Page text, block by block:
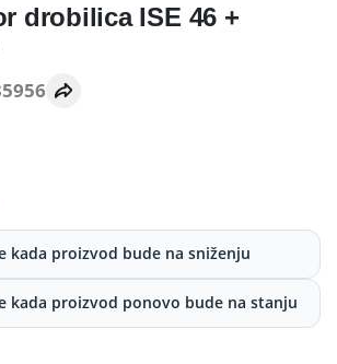
drobilica ISE 46 +
kada proizvod bude na sniženju
kada proizvod ponovo bude na stanju